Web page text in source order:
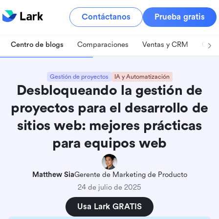
Contáctanos Prueba gratis
Centro de blogs Comparaciones Ventas y CRM
Gestión de proyectos IA y Automatización
Desbloqueando la gestión de
proyectos para el desarrollo de
sitios web: mejores prácticas
para equipos web
Matthew SiaGerente de Marketing de Producto
24 de julio de 2025
Usa Lark GRATIS